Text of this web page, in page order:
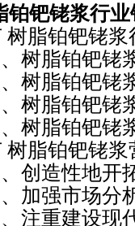
铂钯铑浆行业
脂铂钯铑浆
铂钯铑浆
铂钯铑浆
铂钯铑浆
铂钯铑浆
脂铂钯铑浆
性地开拓
市场分
建设现代